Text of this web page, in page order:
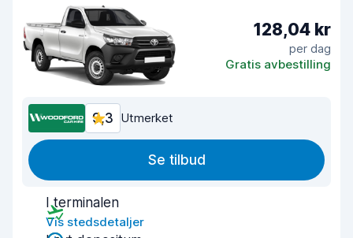
128,04 kr
per dag
Gratis avbestilling
9,3 Utmerket
Se tilbud
I terminalen
Vis stedsdetaljer